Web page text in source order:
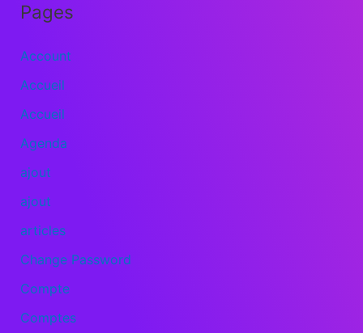
Pages
Account
Accueil
Accueil
Agenda
ajout
ajout
articles
Change Password
Compte
Comptes